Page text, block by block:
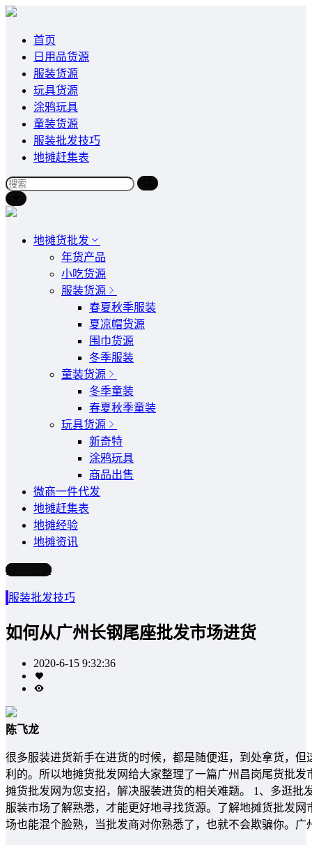
首页
日用品货源
服装货源
玩具货源
涂鸦玩具
童装货源
服装批发技巧
地摊赶集表
地摊货批发
年货产品
小吃货源
服装货源
春夏秋季服装
夏凉帽货源
围巾货源
冬季服装
童装货源
冬季童装
春夏秋季童装
玩具货源
新奇特
涂鸦玩具
商品出售
微商一件代发
地摊赶集表
地摊经验
地摊资讯
写文章
服装批发技巧
如何从广州长钢尾座批发市场进货
2020-6-15 9:32:36
陈飞龙
很多服装进货新手在进货的时候，都是随便逛，到处拿货，
利的。所以地摊货批发网给大家整理了一篇广州昌岗尾货批
摊货批发网为您支招，解决服装进货的相关难题。 1、多逛
服装市场了解熟悉，才能更好地寻找货源。了解地摊货批发
场也能混个脸熟，当批发商对你熟悉了，也就不会欺骗你。广